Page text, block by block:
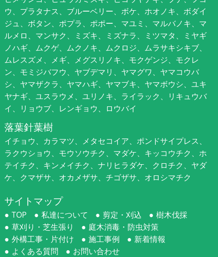
ウ、プラタナス、ブルーベリー、ボケ、ホオノキ、ボダイ
ジュ、ボタン、ポプラ、ポポー、マユミ、マルバノキ、マ
ルメロ、マンサク、ミズキ、ミズナラ、ミツマタ、ミヤギ
ノハギ、ムクゲ、ムクノキ、ムクロジ、ムラサキシキブ、
ムレスズメ、メギ、メグスリノキ、モクゲンジ、モクレ
ン、モミジバフウ、ヤブデマリ、ヤマグワ、ヤマコウバ
シ、ヤマザクラ、ヤマハギ、ヤマブキ、ヤマボウシ、ユキ
ヤナギ、ユスラウメ、ユリノキ、ライラック、リキュウバ
イ、リョウブ、レンギョウ、ロウバイ
落葉針葉樹
イチョウ、カラマツ、メタセコイア、ポンドサイプレス、
ラクウショウ、モウソウチク、マダケ、キッコウチク、ホ
テイチク、キンメイチク、ナリヒラダケ、クロチク、ヤダ
ケ、クマザサ、オカメザサ、チゴザサ、オロシマチク
サイトマップ
TOP 私達について 剪定・刈込
樹木伐採
草刈り・芝生張り
庭木消毒・防虫対策
外構工事・片付け
施工事例
新着情報
よくある質問
お問い合わせ